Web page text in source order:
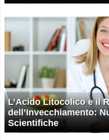
L’Acido Litocolico e il
dell’Invecchiamento:
Scientifiche